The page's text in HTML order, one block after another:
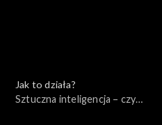
Jak to działa?
Sztuczna inteligencja – czy